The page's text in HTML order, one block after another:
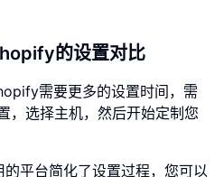
的设置对比
需要更多的设置时间，需
，选择主机，然后开始定制您
平台简化了设置过程，您可以